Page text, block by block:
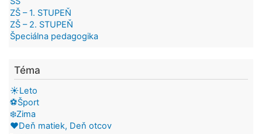
ZŠ – 1. STUPEŇ
ZŠ – 2. STUPEŇ
Špeciálna pedagogika
Téma
☀️Leto
⚽Šport
❄️Zima
❤️Deň matiek, Deň otcov